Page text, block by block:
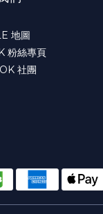
地圖
粉絲專頁
社團